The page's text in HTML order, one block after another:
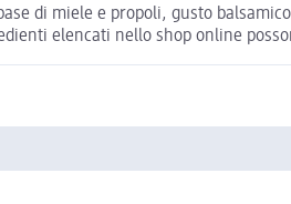
di miele e propoli, gusto
elencati nello shop online